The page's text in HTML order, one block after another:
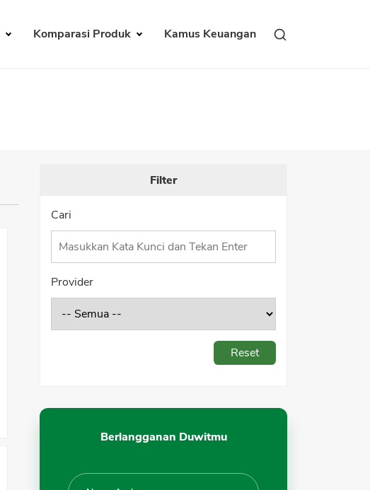
Komparasi Produk Kamus Keuangan
Filter
Cari
Provider
Reset
Berlangganan Duwitmu